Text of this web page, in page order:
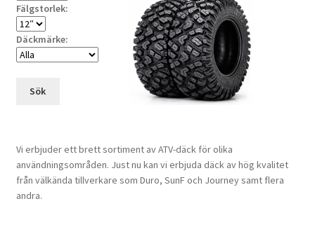
Fälgstorlek:
Däckmärke:
Sök
Vi erbjuder ett brett sortiment av ATV-däck för olika
användningsområden. Just nu kan vi erbjuda däck av hög kvalitet
från välkända tillverkare som Duro, SunF och Journey samt flera
andra.